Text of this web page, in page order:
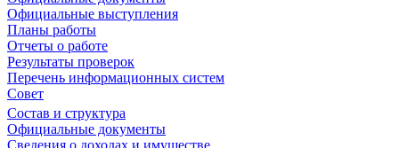
Официальные выступления
Планы работы
Отчеты о работе
Результаты проверок
Перечень информационных систем
Совет
Состав и структура
Официальные документы
Сведения о доходах и имуществе